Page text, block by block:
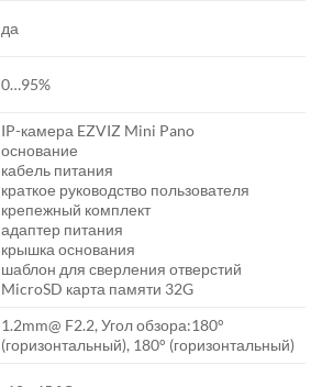
да
0…95%
IP-камера EZVIZ Mini Pano
основание
кабель питания
краткое руководство пользователя
крепежный комплект
адаптер питания
крышка основания
шаблон для сверления отверстий
MicroSD карта памяти 32G
1.2mm@ F2.2, Угол обзора:180°
(горизонтальный), 180° (горизонтальный)